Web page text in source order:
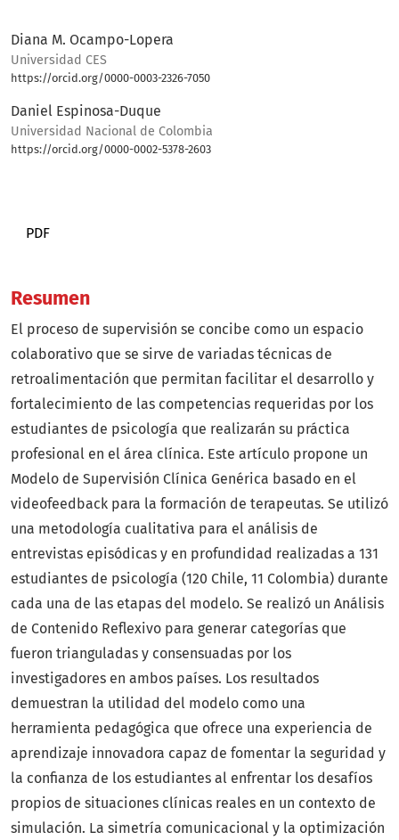
Diana M. Ocampo-Lopera
Universidad CES
https://orcid.org/0000-0003-2326-7050
Daniel Espinosa-Duque
Universidad Nacional de Colombia
https://orcid.org/0000-0002-5378-2603
PDF
Resumen
El proceso de supervisión se concibe como un espacio
colaborativo que se sirve de variadas técnicas de
retroalimentación que permitan facilitar el desarrollo y
fortalecimiento de las competencias requeridas por los
estudiantes de psicología que realizarán su práctica
profesional en el área clínica. Este artículo propone un
Modelo de Supervisión Clínica Genérica basado en el
videofeedback para la formación de terapeutas. Se utilizó
una metodología cualitativa para el análisis de
entrevistas episódicas y en profundidad realizadas a 131
estudiantes de psicología (120 Chile, 11 Colombia) durante
cada una de las etapas del modelo. Se realizó un Análisis
de Contenido Reflexivo para generar categorías que
fueron trianguladas y consensuadas por los
investigadores en ambos países. Los resultados
demuestran la utilidad del modelo como una
herramienta pedagógica que ofrece una experiencia de
aprendizaje innovadora capaz de fomentar la seguridad y
la confianza de los estudiantes al enfrentar los desafíos
propios de situaciones clínicas reales en un contexto de
simulación. La simetría comunicacional y la optimización